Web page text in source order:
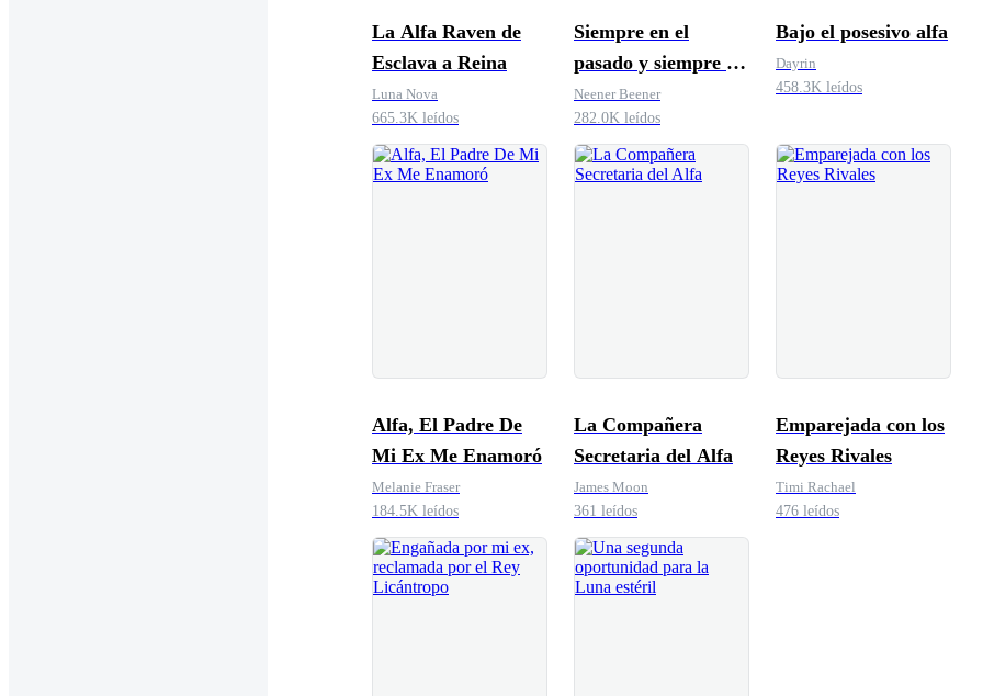
La Alfa Raven de
Esclava a Reina
Luna Nova
665.3K leídos
Siempre en el
pasado y siempre en
el futuro
Neener Beener
282.0K leídos
Bajo el posesivo alfa
Dayrin
458.3K leídos
Alfa, El Padre De
Mi Ex Me Enamoró
Melanie Fraser
184.5K leídos
La Compañera
Secretaria del Alfa
James Moon
361 leídos
Emparejada con los
Reyes Rivales
Timi Rachael
476 leídos